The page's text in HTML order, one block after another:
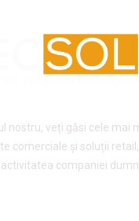
nostru, veți găsi cele mai
comerciale și soluții
companiei